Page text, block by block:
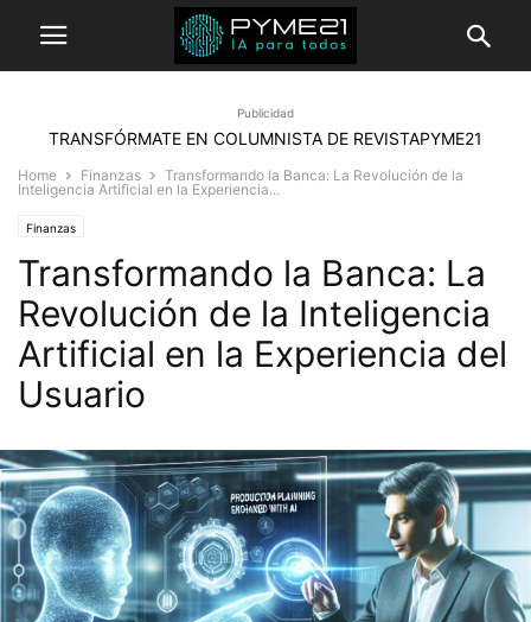
Publicidad
TRANSFÓRMATE EN COLUMNISTA DE REVISTAPYME21
Home Finanzas
Transformando la Banca: La Revolución de la
Inteligencia Artificial en la Experiencia...
Finanzas
Transformando la Banca: La
Revolución de la Inteligencia
Artificial en la Experiencia del
Usuario